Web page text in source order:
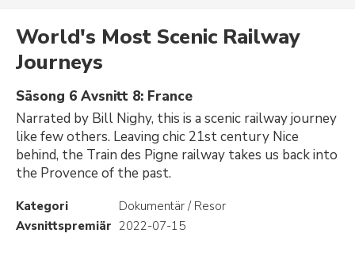
World's Most Scenic Railway
Journeys
Säsong 6 Avsnitt 8: France
Narrated by Bill Nighy, this is a scenic railway journey
like few others. Leaving chic 21st century Nice
behind, the Train des Pigne railway takes us back into
the Provence of the past.
Kategori
Dokumentär / Resor
Avsnittspremiär 2022-07-15